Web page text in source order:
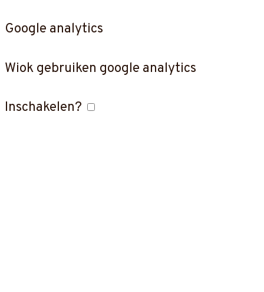
Google analytics
Wiok gebruiken google analytics
Inschakelen?